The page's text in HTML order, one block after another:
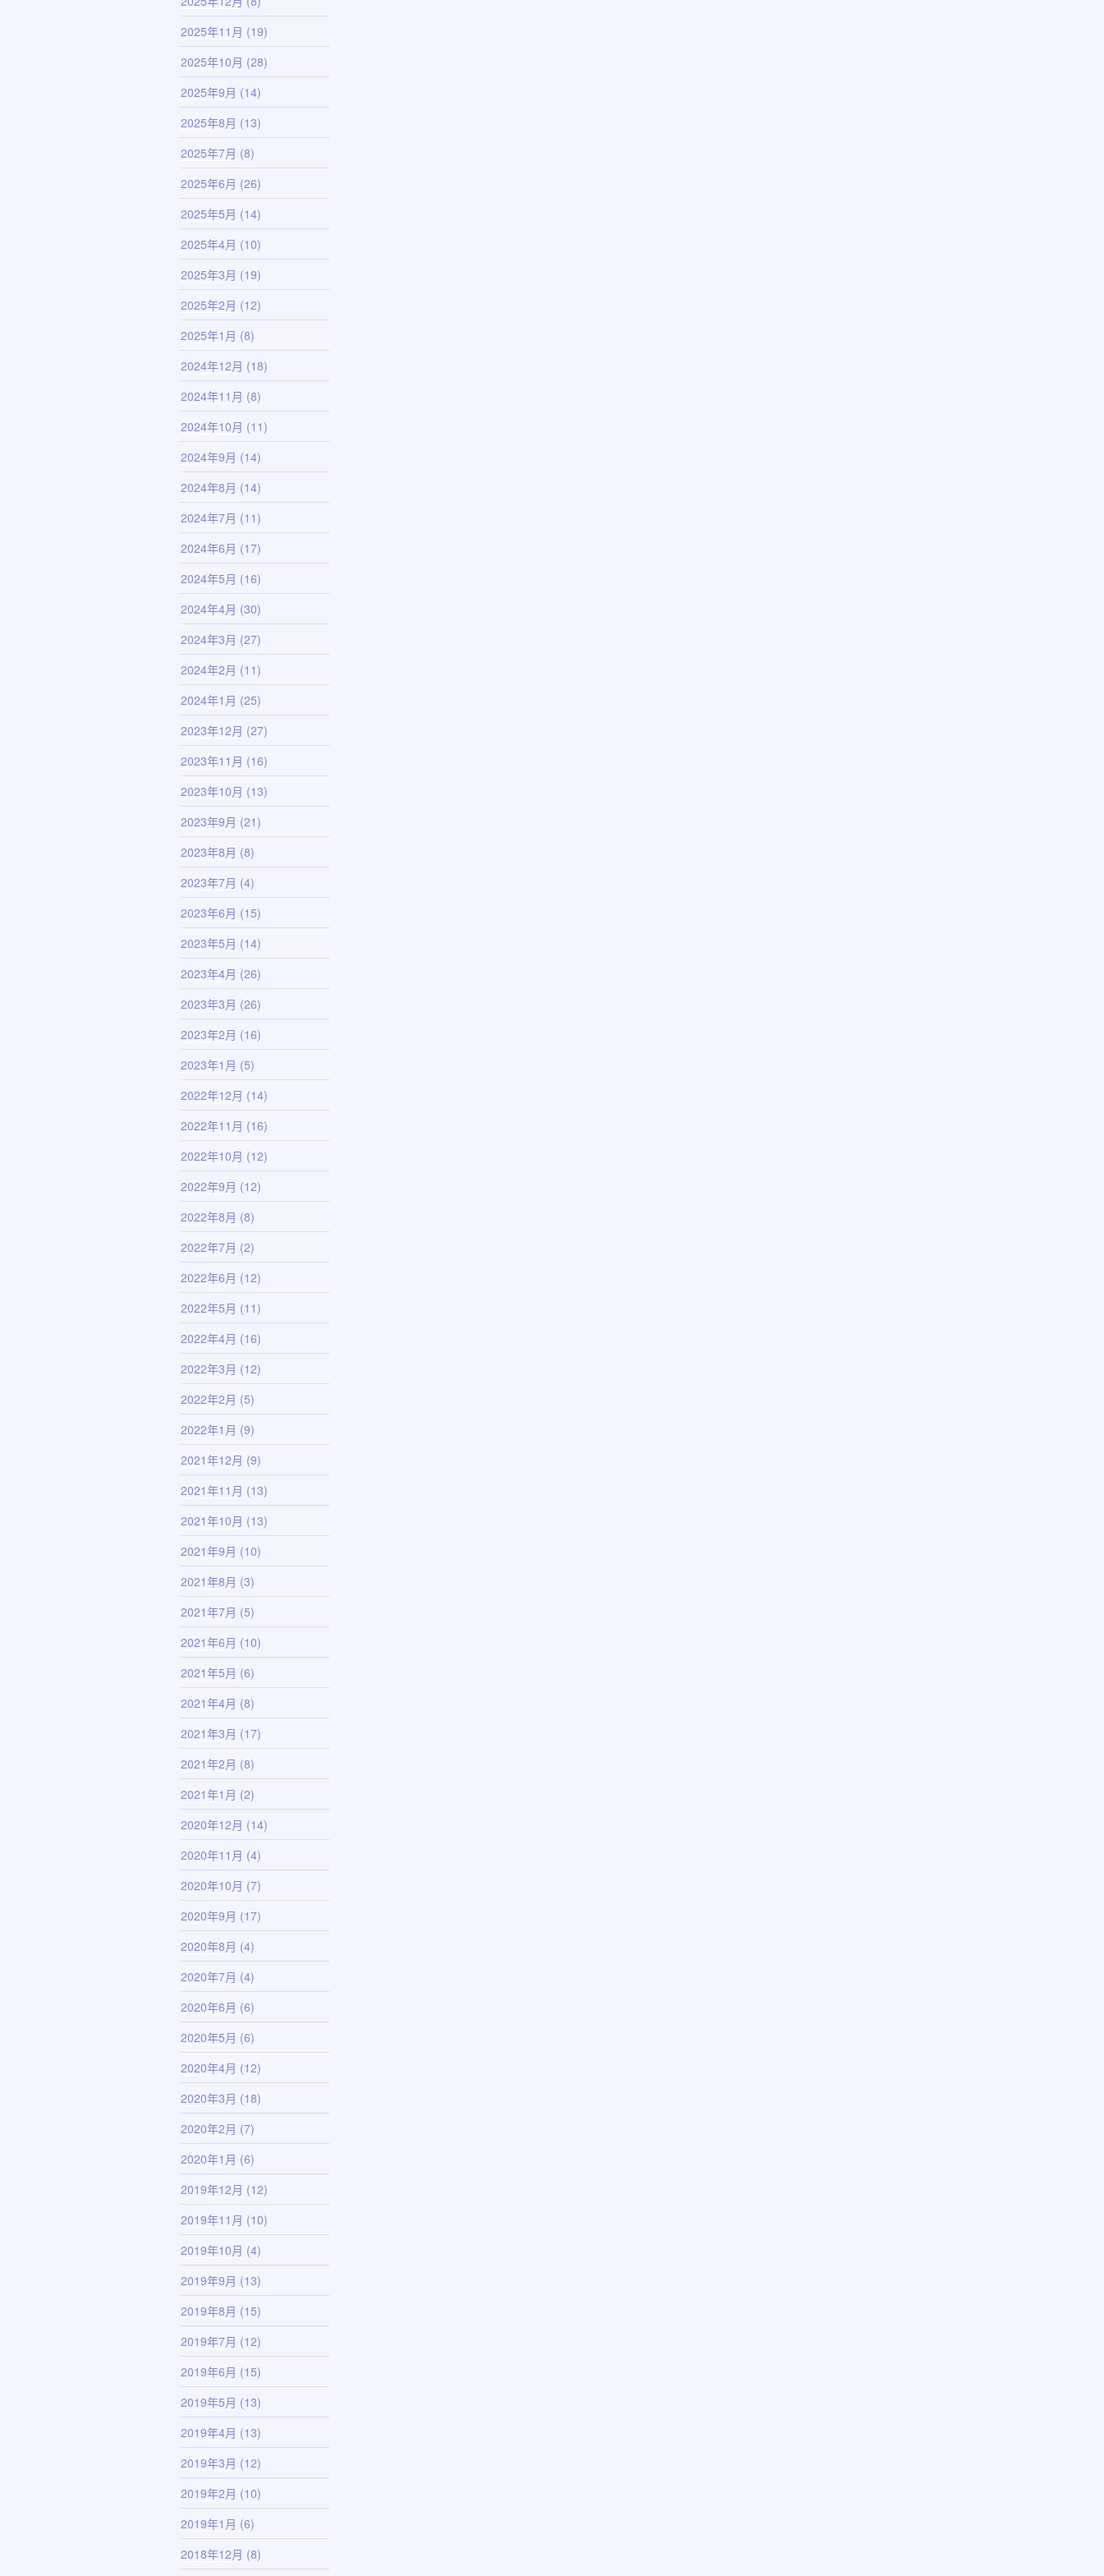
2025年11月 (19)
2025年10月 (28)
2025年9月 (14)
2025年8月 (13)
2025年7月 (8)
2025年6月 (26)
2025年5月 (14)
2025年4月 (10)
2025年3月 (19)
2025年2月 (12)
2025年1月 (8)
2024年12月 (18)
2024年11月 (8)
2024年10月 (11)
2024年9月 (14)
2024年8月 (14)
2024年7月 (11)
2024年6月 (17)
2024年5月 (16)
2024年4月 (30)
2024年3月 (27)
2024年2月 (11)
2024年1月 (25)
2023年12月 (27)
2023年11月 (16)
2023年10月 (13)
2023年9月 (21)
2023年8月 (8)
2023年7月 (4)
2023年6月 (15)
2023年5月 (14)
2023年4月 (26)
2023年3月 (26)
2023年2月 (16)
2023年1月 (5)
2022年12月 (14)
2022年11月 (16)
2022年10月 (12)
2022年9月 (12)
2022年8月 (8)
2022年7月 (2)
2022年6月 (12)
2022年5月 (11)
2022年4月 (16)
2022年3月 (12)
2022年2月 (5)
2022年1月 (9)
2021年12月 (9)
2021年11月 (13)
2021年10月 (13)
2021年9月 (10)
2021年8月 (3)
2021年7月 (5)
2021年6月 (10)
2021年5月 (6)
2021年4月 (8)
2021年3月 (17)
2021年2月 (8)
2021年1月 (2)
2020年12月 (14)
2020年11月 (4)
2020年10月 (7)
2020年9月 (17)
2020年8月 (4)
2020年7月 (4)
2020年6月 (6)
2020年5月 (6)
2020年4月 (12)
2020年3月 (18)
2020年2月 (7)
2020年1月 (6)
2019年12月 (12)
2019年11月 (10)
2019年10月 (4)
2019年9月 (13)
2019年8月 (15)
2019年7月 (12)
2019年6月 (15)
2019年5月 (13)
2019年4月 (13)
2019年3月 (12)
2019年2月 (10)
2019年1月 (6)
2018年12月 (8)